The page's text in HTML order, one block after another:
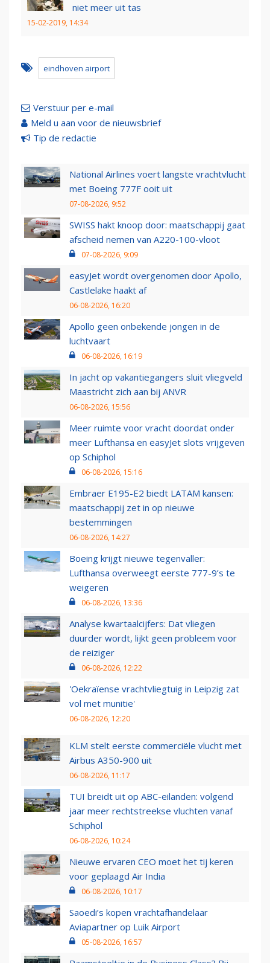
niet meer uit tas
15-02-2019, 14:34
eindhoven airport
Verstuur per e-mail
Meld u aan voor de nieuwsbrief
Tip de redactie
National Airlines voert langste vrachtvlucht
met Boeing 777F ooit uit
07-08-2026, 9:52
SWISS hakt knoop door: maatschappij gaat
afscheid nemen van A220-100-vloot
07-08-2026, 9:09
easyJet wordt overgenomen door Apollo,
Castlelake haakt af
06-08-2026, 16:20
Apollo geen onbekende jongen in de
luchtvaart
06-08-2026, 16:19
In jacht op vakantiegangers sluit vliegveld
Maastricht zich aan bij ANVR
06-08-2026, 15:56
Meer ruimte voor vracht doordat onder
meer Lufthansa en easyJet slots vrijgeven
op Schiphol
06-08-2026, 15:16
Embraer E195-E2 biedt LATAM kansen:
maatschappij zet in op nieuwe
bestemmingen
06-08-2026, 14:27
Boeing krijgt nieuwe tegenvaller:
Lufthansa overweegt eerste 777-9’s te
weigeren
06-08-2026, 13:36
Analyse kwartaalcijfers: Dat vliegen
duurder wordt, lijkt geen probleem voor
de reiziger
06-08-2026, 12:22
'Oekraïense vrachtvliegtuig in Leipzig zat
vol met munitie'
06-08-2026, 12:20
KLM stelt eerste commerciële vlucht met
Airbus A350-900 uit
06-08-2026, 11:17
TUI breidt uit op ABC-eilanden: volgend
jaar meer rechtstreekse vluchten vanaf
Schiphol
06-08-2026, 10:24
Nieuwe ervaren CEO moet het tij keren
voor geplaagd Air India
06-08-2026, 10:17
Saoedi’s kopen vrachtafhandelaar
Aviapartner op Luik Airport
05-08-2026, 16:57